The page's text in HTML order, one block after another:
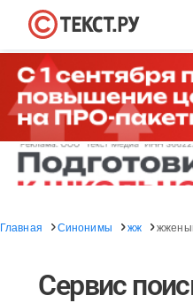
Главная Синонимы жж
Сервис